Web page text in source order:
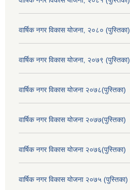
वार्षिक नगर विकास योजना, २०८० (पुस्तिका)
वार्षिक नगर विकास योजना, २०७९ (पुस्तिका)
वार्षिक नगर विकास योजना २०७८(पुस्तिका)
वार्षिक नगर विकास योजना २०७७(पुस्तिका)
वार्षिक नगर विकास योजना २०७६(पुस्तिका)
वार्षिक नगर विकास योजना २०७५ (पुस्तिका)